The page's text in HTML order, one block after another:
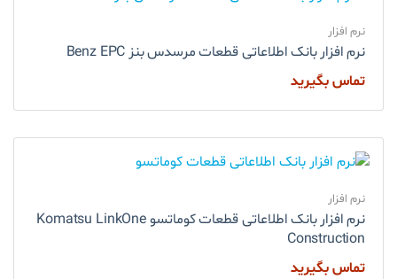
نرم افزار
نرم افزار بانک اطلاعاتی قطعات مرسدس بنز Benz EPC
تماس بگیرید
نرم افزار
نرم افزار بانک اطلاعاتی قطعات کوماتسو Komatsu LinkOne
Construction
تماس بگیرید